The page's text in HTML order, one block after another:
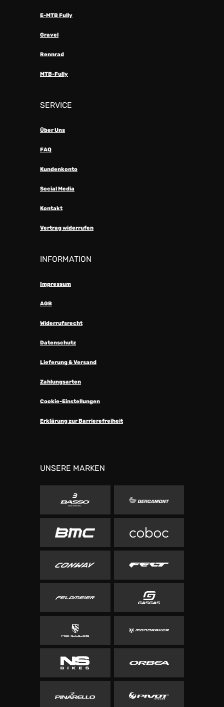
E-MTB Fully
Gravel
Rennrad
MTB-Fully
SERVICE
Über Uns
FAQ
Kundenkonto
Social Media
Kontakt
Vertrag widerrufen
INFORMATION
Impressum
AGB
Widerrufsrecht
Datenschutz
Lieferung & Versand
Zahlungsarten
Cookie-Einstellungen
Erklärung zur Barrierefreiheit
UNSERE MARKEN